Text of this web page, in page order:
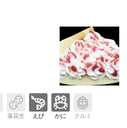
落花生 えび かに クルミ